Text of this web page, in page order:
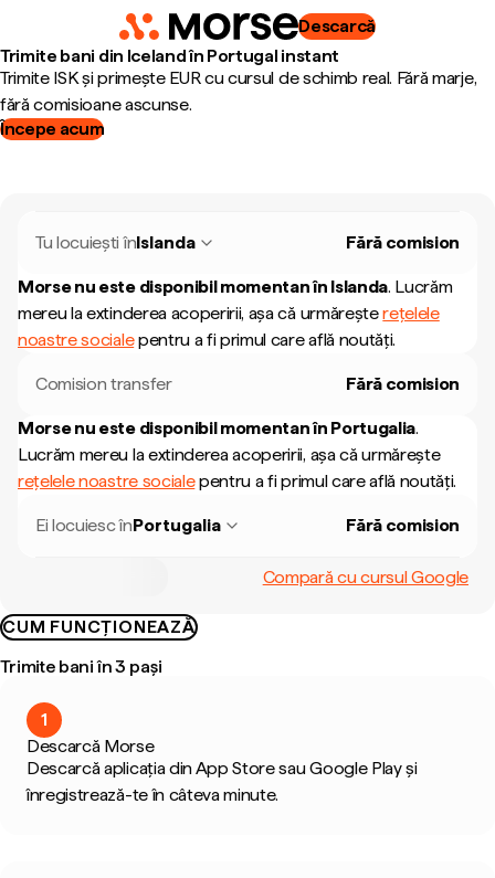
Descarcă
Trimite bani din Iceland în Portugal instant
Trimite ISK și primește EUR cu cursul de schimb real. Fără marje,
fără comisioane ascunse.
Începe acum
Tu locuiești înIslanda Fără comision
Morse nu este disponibil momentan în Islanda. Lucrăm
mereu la extinderea acoperirii, așa că urmăreșterețelele
noastre socialepentru a fi primul care află noutăți.
Comision transfer Fără comision
Morse nu este disponibil momentan în Portugalia.
Lucrăm mereu la extinderea acoperirii, așa că urmărește
rețelele noastre socialepentru a fi primul care află noutăți.
Ei locuiesc înPortugalia Fără comision
Compară cu cursul Google
CUM FUNCȚIONEAZĂ
Trimite bani în 3 pași
1
Descarcă Morse
Descarcă aplicația din App Store sau Google Play și
înregistrează-te în câteva minute.